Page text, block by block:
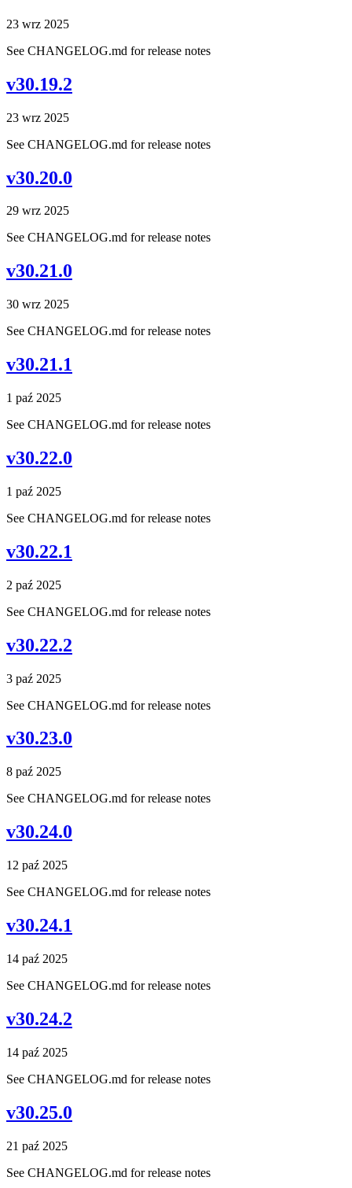
23 wrz 2025
See CHANGELOG.md for release notes
v30.19.2
23 wrz 2025
See CHANGELOG.md for release notes
v30.20.0
29 wrz 2025
See CHANGELOG.md for release notes
v30.21.0
30 wrz 2025
See CHANGELOG.md for release notes
v30.21.1
1 paź 2025
See CHANGELOG.md for release notes
v30.22.0
1 paź 2025
See CHANGELOG.md for release notes
v30.22.1
2 paź 2025
See CHANGELOG.md for release notes
v30.22.2
3 paź 2025
See CHANGELOG.md for release notes
v30.23.0
8 paź 2025
See CHANGELOG.md for release notes
v30.24.0
12 paź 2025
See CHANGELOG.md for release notes
v30.24.1
14 paź 2025
See CHANGELOG.md for release notes
v30.24.2
14 paź 2025
See CHANGELOG.md for release notes
v30.25.0
21 paź 2025
See CHANGELOG.md for release notes